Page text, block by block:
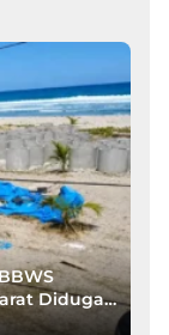
Diduga